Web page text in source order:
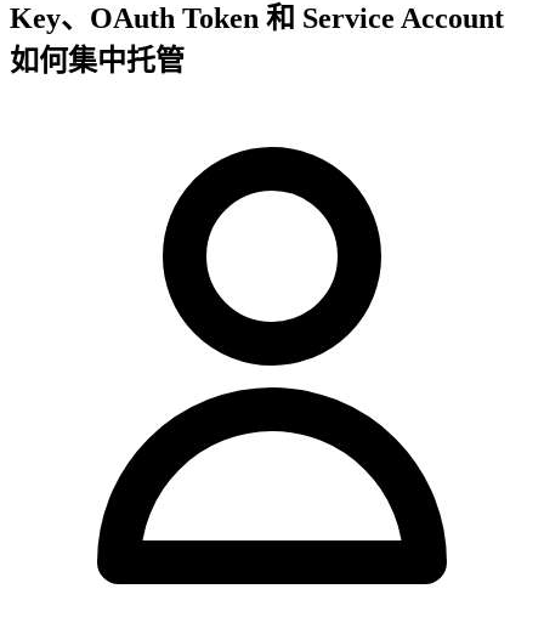
Key、OAuth Token 和 Service Account
如何集中托管